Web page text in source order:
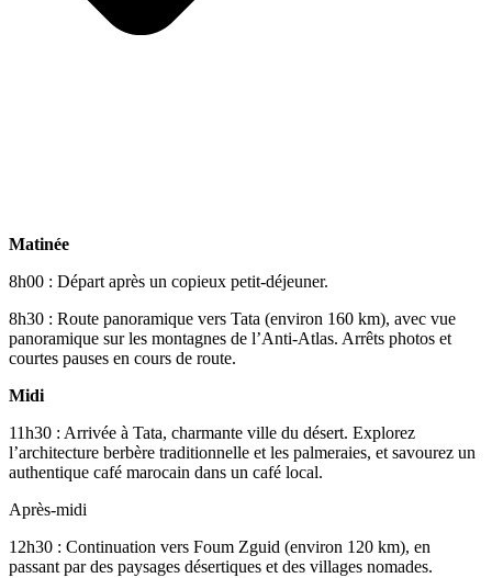
Matinée
8h00 : Départ après un copieux petit-déjeuner.
8h30 : Route panoramique vers Tata (environ 160 km), avec vue
panoramique sur les montagnes de l’Anti-Atlas. Arrêts photos et
courtes pauses en cours de route.
Midi
11h30 : Arrivée à Tata, charmante ville du désert. Explorez
l’architecture berbère traditionnelle et les palmeraies, et savourez un
authentique café marocain dans un café local.
Après-midi
12h30 : Continuation vers Foum Zguid (environ 120 km), en
passant par des paysages désertiques et des villages nomades.